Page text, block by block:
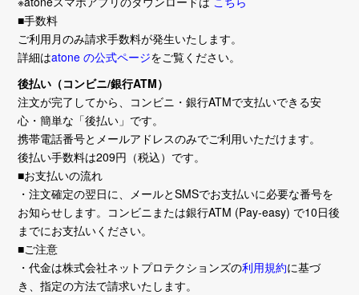
■手数料
ご利用月のみ請求手数料が発生いたします。
詳細はatone の公式ページをご覧ください。
後払い（コンビニ/銀行ATM）
注文が完了してから、コンビニ・銀行ATMで支払いできる安
心・簡単な「後払い」です。
携帯電話番号とメールアドレスのみでご利用いただけます。
後払い手数料は209円（税込）です。
■お支払いの流れ
・注文確定の翌日に、メールとSMSでお支払いに必要な番号を
お知らせします。コンビニまたは銀行ATM (Pay-easy) で10日後
までにお支払いください。
■ご注意
・代金は株式会社ネットプロテクションズの利用規約に基づ
き、指定の方法で請求いたします。